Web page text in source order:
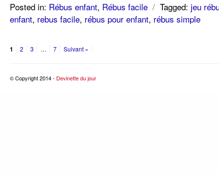
Posted in: Rébus enfant, Rébus facile / Tagged: jeu
enfant, rebus facile, rébus pour enfant, rébus simple
1 2 3 … 7 Suivant »
© Copyright 2014 - Devinette du jour